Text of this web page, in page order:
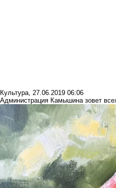
Культура, 27.06.2019 06:06
Администрация Камышина зовет